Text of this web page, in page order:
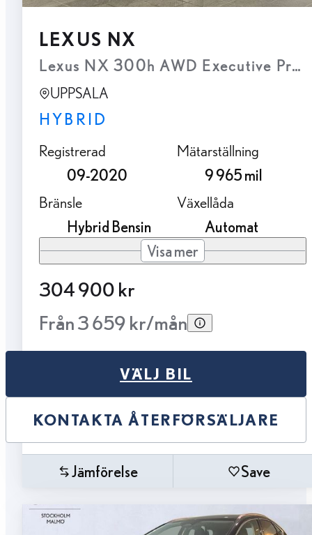
LEXUS NX
Lexus NX 300h AWD Executive
UPPSALA
HYBRID
Registrerad
09-2020
Mätarställning
9 965 mil
Bränsle
Hybrid Bensin
Växellåda
Automat
Visa mer
304 900 kr
Från 3 659 kr/mån
VÄLJ BIL
KONTAKTA ÅTERFÖRSÄLJARE
Jämförelse Save